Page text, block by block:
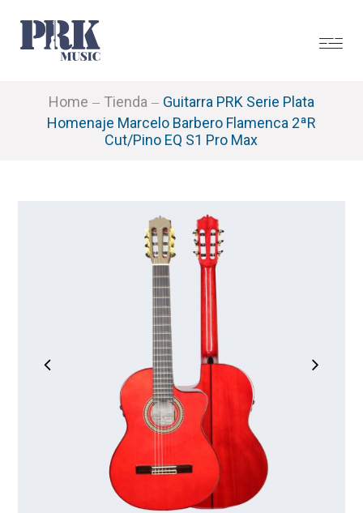
Home Tienda
Guitarra PRK Serie Plata
Homenaje Marcelo Barbero Flamenca 2ªR
Cut/Pino EQ S1 Pro Max